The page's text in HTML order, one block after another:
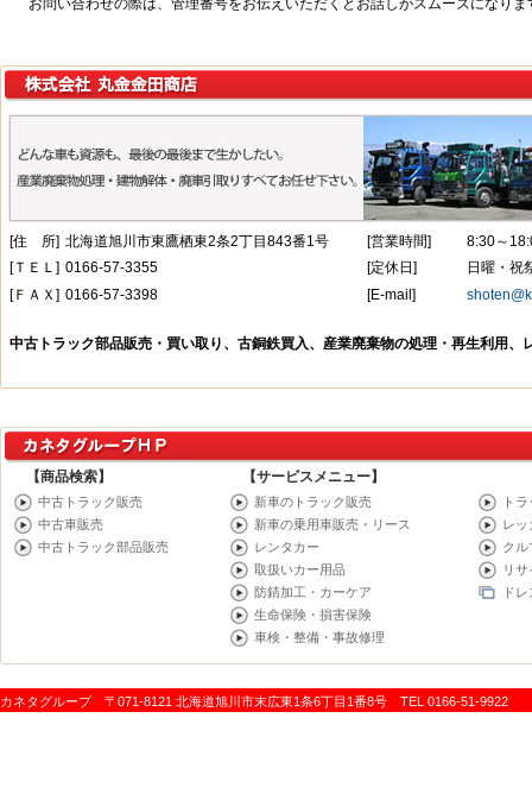
【商品検索】
中古トラック販売
中古車販売
中古トラック部品販売
【サービスメニュー】
新車のトラック販売
新車の乗用車販売・リース
レンタカー
取扱いカー用品
防錆加工・カーケア
生命保険・損害保険
車検・整備・事故修理
ト
レッ
クル
リ
ド
カネタグループ 〒071-8121 北海道旭川市末広東1条6丁目1番8号 TEL 0166-51-9922